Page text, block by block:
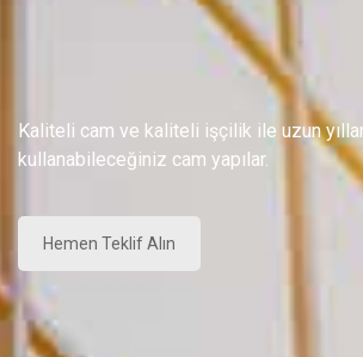
Kaliteli cam ve kaliteli işçilik ile uzun
kullanabileceğiniz cam yapılar.
Hemen Teklif Alın